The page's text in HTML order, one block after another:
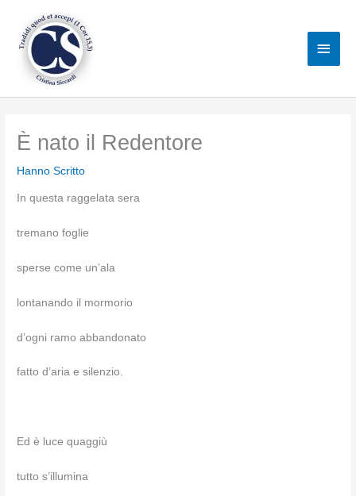
contenuto
È nato il Redentore
Hanno Scritto
In questa raggelata sera
tremano foglie
sperse come un’ala
lontanando il mormorio
d’ogni ramo abbandonato
fatto d’aria e silenzio.
Ed è luce quaggiù
tutto s’illumina